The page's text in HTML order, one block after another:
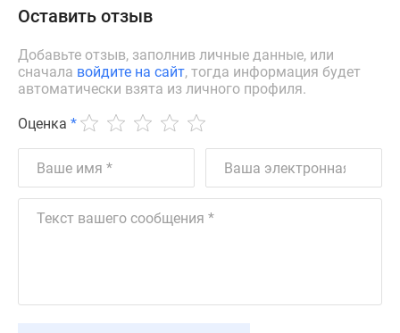
Контакты
сайте
Дзен
Машино-
места
Апартаменты
#траншевая
Оставить отзыв
Добавьте отзыв, заполнив личные данные, или
сначала войдите на сайт, тогда информация будет
автоматически взята из личного профиля.
Оценка *